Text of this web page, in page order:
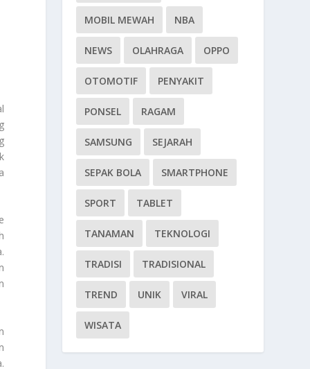
MOBIL MEWAH NBA
NEWS OLAHRAGA OPPO
OTOMOTIF PENYAKIT
PONSEL RAGAM
SAMSUNG SEJARAH
SEPAK BOLA SMARTPHONE
SPORT TABLET
TANAMAN TEKNOLOGI
TRADISI TRADISIONAL
TREND UNIK VIRAL
WISATA